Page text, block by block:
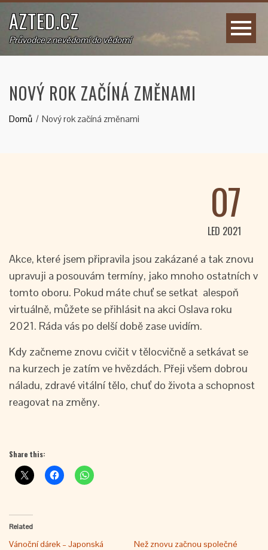
AZTED.CZ
Průvodce z nevědomí do vědomí
NOVÝ ROK ZAČÍNÁ ZMĚNAMI
Domů Nový rok začíná změnami
07
LED 2021
Akce, které jsem připravila jsou zakázané a tak znovu
upravuji a posouvám termíny, jako mnoho ostatních v
tomto oboru. Pokud máte chuť se setkat alespoň
virtuálně, můžete se přihlásit na akci Oslava roku
2021. Ráda vás po delší době zase uvidím.
Kdy začneme znovu cvičit v tělocvičně a setkávat se
na kurzech je zatím ve hvězdách. Přeji všem dobrou
náladu, zdravé vitální tělo, chuť do života a schopnost
reagovat na změny.
Share this:
Related
Vánoční dárek – Japonská
Než znovu začnou společné